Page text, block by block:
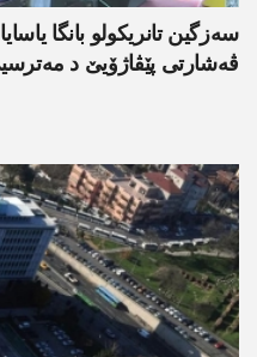
سەزگین تانریکولو بانگا
ڤەشارتی پێڤاژۆیێ د